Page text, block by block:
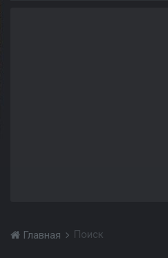
Главная Поиск